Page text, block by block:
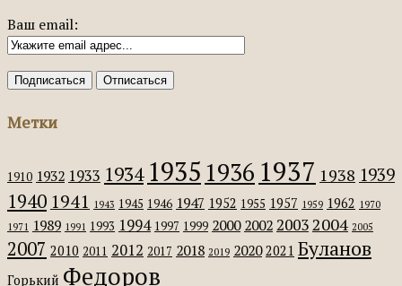
Ваш email:
Метки
1910 1932 1933 1934 1935 1936 1937 1938 1939
1940 1941 1943 1945 1946 1947 1952 1955 1957 1959 1962 1970
1971 1989 1991 1993 1994 1997 1999 2000 2002 20032004 2005
2007 2010 2011 2012 2017 2018 2019 2020 2021 Буланов
Горький Федоров